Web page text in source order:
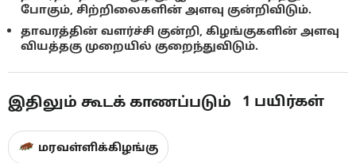
போகும், சிற்றிலைகளின் அளவு குன்றிவிடும்.
தாவரத்தின் வளர்ச்சி குன்றி, கிழங்குகளின் அளவு
வியத்தகு முறையில் குறைந்துவிடும்.
இதிலும் கூடக் காணப்படும் 1 பயிர்கள்
மரவள்ளிக்கிழங்கு